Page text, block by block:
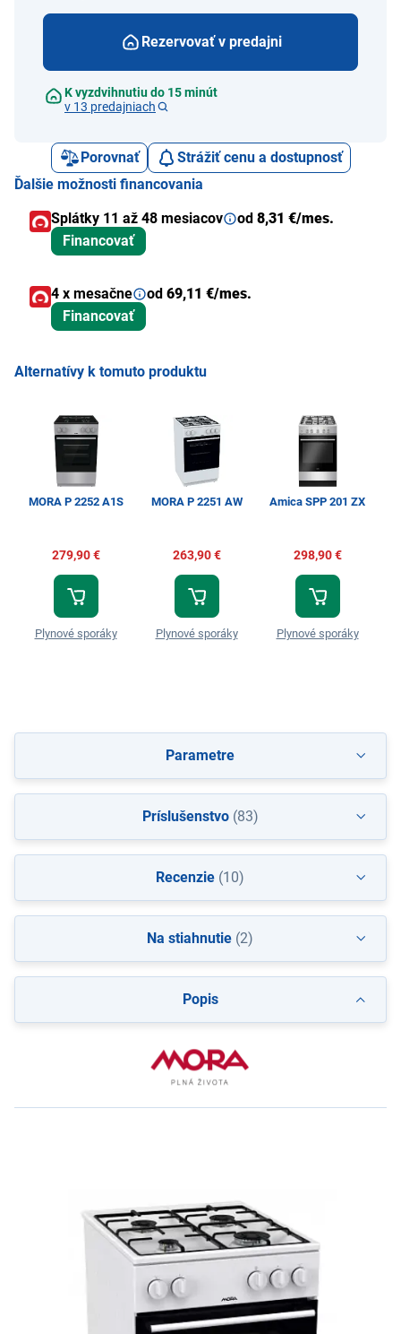
Rezervovať v predajni
K vyzdvihnutiu do 15 minút
v 13 predajniach
Porovnať
Strážiť cenu a dostupnosť
Ďalšie možnosti financovania
Splátky 11 až 48 mesiacov
od 8,31 €/mes.
Financovať
4 x mesačne od 69,11 €/mes.
Financovať
Alternatívy k tomuto produktu
MORA P 2252 A1S
279,90 €
Plynové sporáky
MORA P 2251 AW
263,90 €
Plynové sporáky
Amica SPP 201 ZX
298,90 €
Plynové sporáky
Popis
Parametre
Príslušenstvo(83)
Recenzie (10)
Na stiahnutie (2)